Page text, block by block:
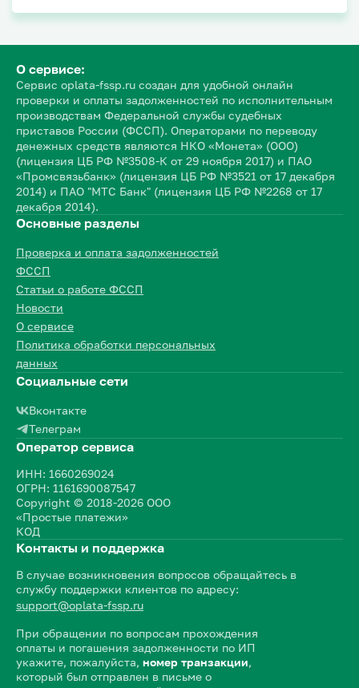
О сервисе:
Сервис oplata-fssp.ru создан для удобной онлайн
проверки и оплаты задолженностей по исполнительным
производствам Федеральной службы судебных
приставов России (ФССП). Операторами по переводу
денежных средств являются НКО «Монета» (ООО)
(лицензия ЦБ РФ №3508-К от 29 ноября 2017) и ПАО
«Промсвязьбанк» (лицензия ЦБ РФ №3521 от 17 декабря
2014) и ПАО "МТС Банк" (лицензия ЦБ РФ №2268 от 17
декабря 2014).
Основные разделы
Проверка и оплата задолженностей
ФССП
Статьи о работе ФССП
Новости
О сервисе
Политика обработки персональных
данных
Социальные сети
Вконтакте
Телеграм
Оператор сервиса
ИНН: 1660269024
ОГРН: 1161690087547
Copyright © 2018-2026 ООО
«Простые платежи»
КОД
Контакты и поддержка
В случае возникновения вопросов обращайтесь в
службу поддержки клиентов по адресу:
support@oplata-fssp.ru
При обращении по вопросам прохождения
оплаты и погашения задолженности по ИП
укажите, пожалуйста, номер транзакции,
который был отправлен в письме о